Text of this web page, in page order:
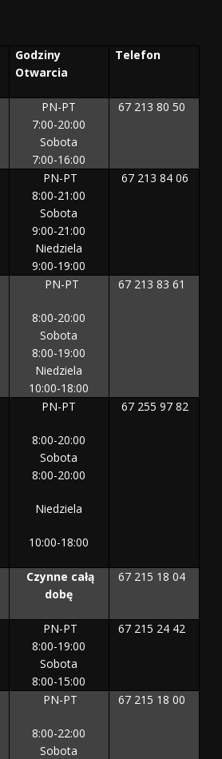
Godziny
Otwarcia
Telefon
PN-PT
7:00-20:00
Sobota
7:00-16:00
67 213 80 50
PN-PT
8:00-21:00
Sobota
9:00-21:00
Niedziela
9:00-19:00
67 213 84 06
PN-PT
8:00-20:00
Sobota
8:00-19:00
Niedziela
10:00-18:00
67 213 83 61
PN-PT
8:00-20:00
Sobota
8:00-20:00
Niedziela
10:00-18:00
67 255 97 82
Czynne całą
dobę
67 215 18 04
PN-PT
8:00-19:00
Sobota
8:00-15:00
67 215 24 42
PN-PT
8:00-22:00
Sobota
67 215 18 00